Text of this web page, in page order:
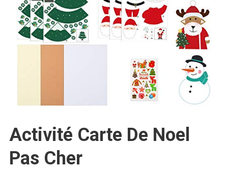
Activité Carte De Noel
Pas Cher